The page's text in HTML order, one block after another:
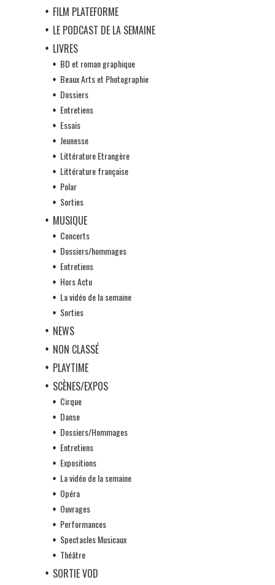
FILM PLATEFORME
LE PODCAST DE LA SEMAINE
LIVRES
BD et roman graphique
Beaux Arts et Photographie
Dossiers
Entretiens
Essais
Jeunesse
Littérature Etrangère
Littérature française
Polar
Sorties
MUSIQUE
Concerts
Dossiers/hommages
Entretiens
Hors Actu
La vidéo de la semaine
Sorties
NEWS
NON CLASSÉ
PLAYTIME
SCÈNES/EXPOS
Cirque
Danse
Dossiers/Hommages
Entretiens
Expositions
La vidéo de la semaine
Opéra
Ouvrages
Performances
Spectacles Musicaux
Théâtre
SORTIE VOD